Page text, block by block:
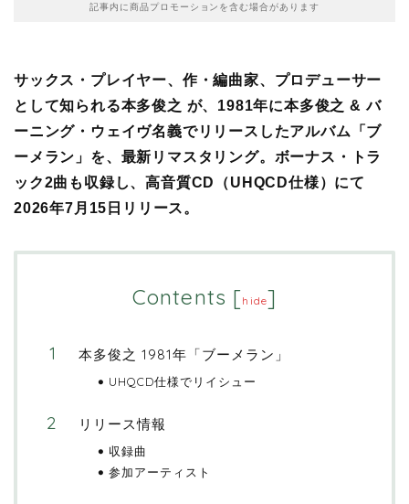
記事内に商品プロモーションを含む場合があります
サックス・プレイヤー、作・編曲家、プロデューサー
として知られる本多俊之 が、1981年に本多俊之 & バ
ーニング・ウェイヴ名義でリリースしたアルバム「ブ
ーメラン」を、最新リマスタリング。ボーナス・トラ
ック2曲も収録し、高音質CD（UHQCD仕様）にて
2026年7月15日リリース。
Contents [hide]
本多俊之 1981年「ブーメラン」
UHQCD仕様でリイシュー
リリース情報
収録曲
参加アーティスト